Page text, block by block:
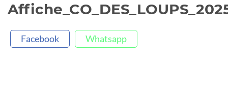
Facebook Whatsapp